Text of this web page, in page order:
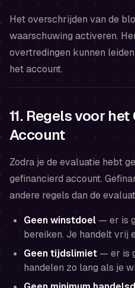
Het overschrijden van de
waarschuwing activeren.
overtredingen kunnen
het account.
11. Regels voor
Account
Zodra je de evaluatie hebt
gefinancierd account.
andere regels dan de
Geen winstdoel — er is
bereiken. Je handelt vrij
Geen tijdslimiet — er is
handelen zo lang als je